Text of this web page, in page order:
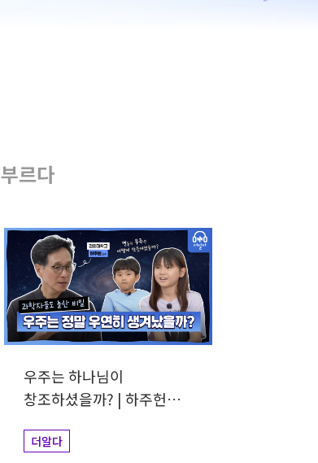
부르다
우주는 하나님이
창조하셨을까? | 하주헌
더알다